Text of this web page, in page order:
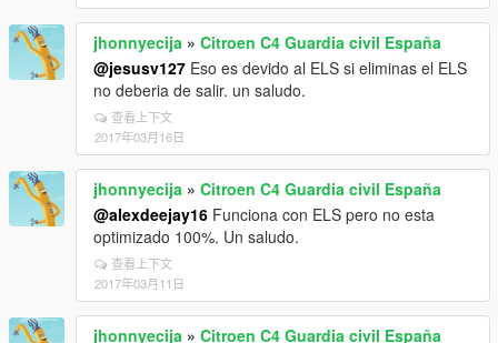
jhonnyecija » Citroen C4 Guardia civil España
@jesusv127 Eso es devido al ELS si eliminas el ELS
no deberia de salir. un saludo.
查看上下文
2017年03月16日
jhonnyecija » Citroen C4 Guardia civil España
@alexdeejay16 Funciona con ELS pero no esta
optimizado 100%. Un saludo.
查看上下文
2017年03月11日
jhonnyecija » Citroen C4 Guardia civil España